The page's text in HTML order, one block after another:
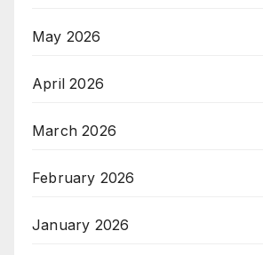
May 2026
April 2026
March 2026
February 2026
January 2026